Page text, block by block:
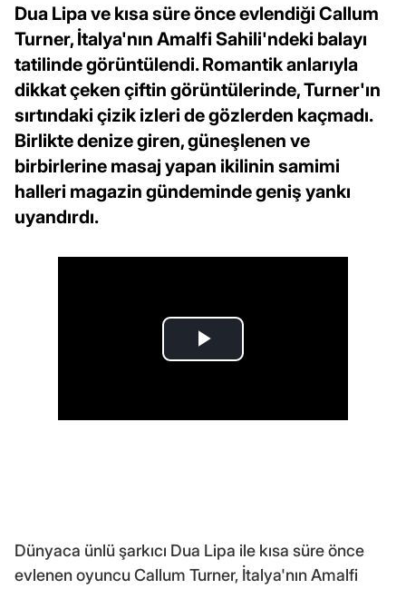
Dua Lipa ve kısa süre önce evlendiği Callum
Turner, İtalya'nın Amalfi Sahili'ndeki balayı
tatilinde görüntülendi. Romantik anlarıyla
dikkat çeken çiftin görüntülerinde, Turner'ın
sırtındaki çizik izleri de gözlerden kaçmadı.
Birlikte denize giren, güneşlenen ve
birbirlerine masaj yapan ikilinin samimi
halleri magazin gündeminde geniş yankı
uyandırdı.
Dünyaca ünlü şarkıcı Dua Lipa ile kısa süre önce
evlenen oyuncu Callum Turner, İtalya'nın Amalfi